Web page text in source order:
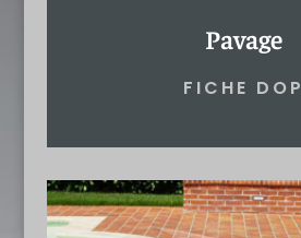
Pavage
FICHE DOP